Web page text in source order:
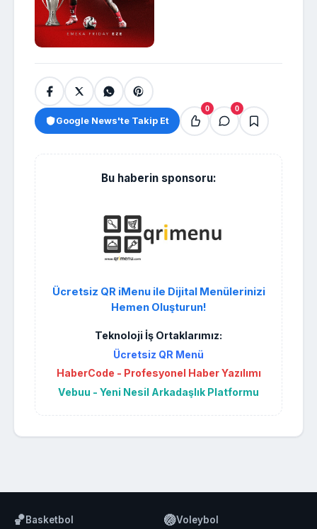
Google News'te Takip Et
0 0
Bu haberin sponsoru:
Ücretsiz QR iMenu ile Dijital Menülerinizi
Hemen Oluşturun!
Teknoloji İş Ortaklarımız:
Ücretsiz QR Menü
HaberCode - Profesyonel Haber Yazılımı
Vebuu - Yeni Nesil Arkadaşlık Platformu
🏀Basketbol 🏐Voleybol